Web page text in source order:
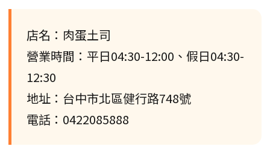
店名：肉蛋土司
營業時間：平日04:30-12:00、假日04:30-
12:30
地址：台中市北區健行路748號
電話：0422085888